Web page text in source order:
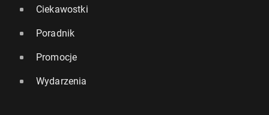
Ciekawostki
Poradnik
Promocje
Wydarzenia